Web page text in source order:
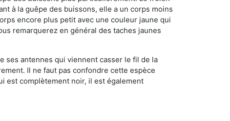
à la guêpe des buissons, elle a un corps moins
encore plus petit avec une couleur jaune qui
remarquerez en général des taches jaunes
ses antennes qui viennent casser le fil de la
Il ne faut pas confondre cette espèce
est complètement noir, il est également